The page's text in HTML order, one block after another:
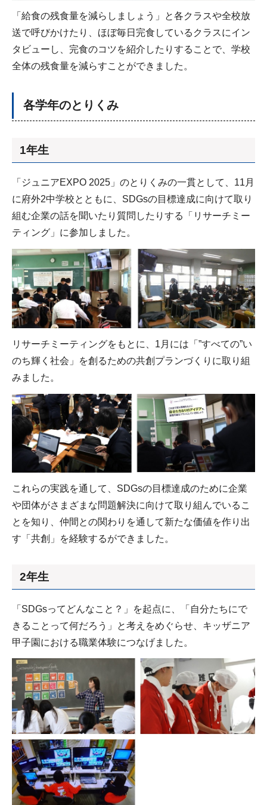
「給食の残食量を減らしましょう」と各クラスや全校放
送で呼びかけたり、ほぼ毎日完食しているクラスにイン
タビューし、完食のコツを紹介したりすることで、学校
全体の残食量を減らすことができました。
各学年のとりくみ
1年生
「ジュニアEXPO 2025」のとりくみの一貫として、11月
に府外2中学校とともに、SDGsの目標達成に向けて取り
組む企業の話を聞いたり質問したりする「リサーチミー
ティング」に参加しました。
リサーチミーティングをもとに、1月には「”すべての”い
のち輝く社会」を創るための共創プランづくりに取り組
みました。
これらの実践を通して、SDGsの目標達成のために企業
や団体がさまざまな問題解決に向けて取り組んでいるこ
とを知り、仲間との関わりを通して新たな価値を作り出
す「共創」を経験するができました。
2年生
「SDGsってどんなこと？」を起点に、「自分たちにで
きることって何だろう」と考えをめぐらせ、キッザニア
甲子園における職業体験につなげました。